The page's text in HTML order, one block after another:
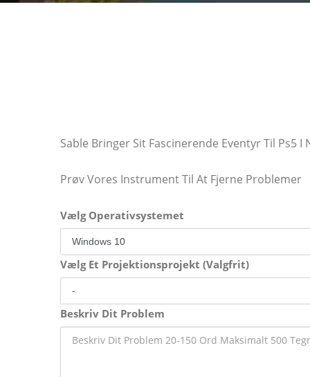
Sable Bringer Sit Fascinerende Eventyr Til Ps5 I
Prøv Vores Instrument Til At Fjerne Problemer
Vælg Operativsystemet
Vælg Et Projektionsprojekt (Valgfrit)
Beskriv Dit Problem